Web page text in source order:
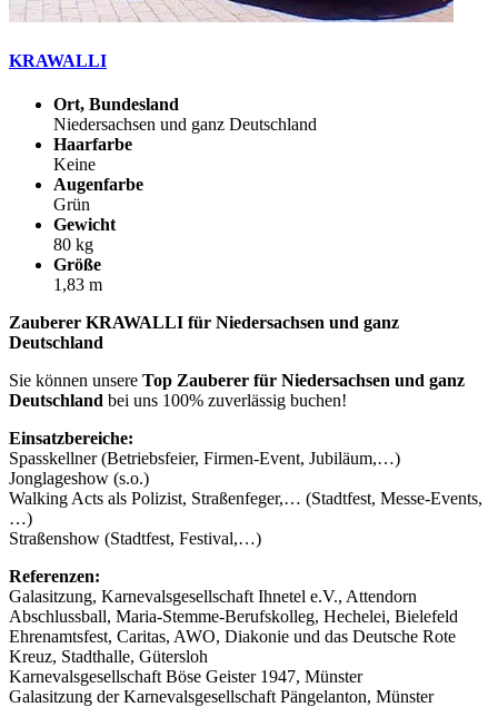
KRAWALLI
Ort, Bundesland
Niedersachsen und ganz Deutschland
Haarfarbe
Keine
Augenfarbe
Grün
Gewicht
80 kg
Größe
1,83 m
Zauberer KRAWALLI für Niedersachsen und ganz
Deutschland
Sie können unsere Top Zauberer für Niedersachsen und ganz
Deutschland bei uns 100% zuverlässig buchen!
Einsatzbereiche:
Spasskellner (Betriebsfeier, Firmen-Event, Jubiläum,…)
Jonglageshow (s.o.)
Walking Acts als Polizist, Straßenfeger,… (Stadtfest, Messe-Events,
…)
Straßenshow (Stadtfest, Festival,…)
Referenzen:
Galasitzung, Karnevalsgesellschaft Ihnetel e.V., Attendorn
Abschlussball, Maria-Stemme-Berufskolleg, Hechelei, Bielefeld
Ehrenamtsfest, Caritas, AWO, Diakonie und das Deutsche Rote
Kreuz, Stadthalle, Gütersloh
Karnevalsgesellschaft Böse Geister 1947, Münster
Galasitzung der Karnevalsgesellschaft Pängelanton, Münster